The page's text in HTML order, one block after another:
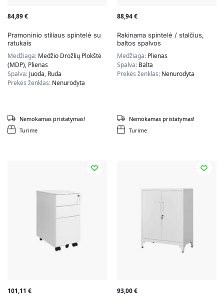
84,89€
Pramoninio stiliaus spintelė su
ratukais
Medžiaga: Medžio Drožlių Plokštė
(MDP), Plienas
Spalva: Juoda, Ruda
Prekės ženklas: Nenurodyta
Turime
Nemokamas pristatymas!
88,94€
Rakinama spintelė / stalčius,
baltos spalvos
Medžiaga: Plienas
Spalva: Balta
Prekės ženklas: Nenurodyta
Turime
Nemokamas pristatymas!
101,11 € 93,00€